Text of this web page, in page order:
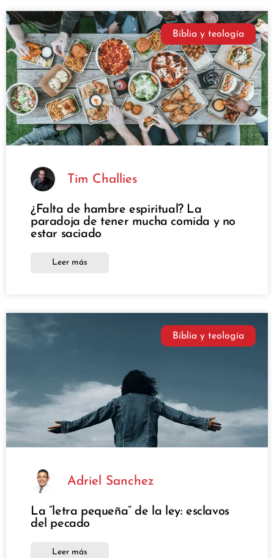
Biblia y teología
Tim Challies
¿Falta de hambre espiritual? La
paradoja de tener mucha comida y no
estar saciado
Leer más
Biblia y teología
Adriel Sanchez
La “letra pequeña” de la ley: esclavos
del pecado
Leer más